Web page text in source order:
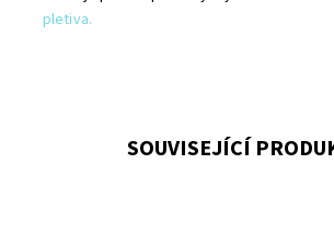
pletiva.
SOUVISEJÍCÍ